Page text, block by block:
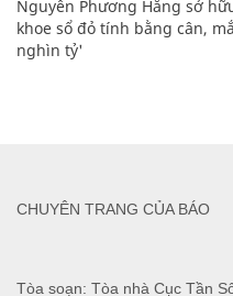
Nguyễn Phương Hằng sở
khoe sổ đỏ tính bằng cân,
nghìn tỷ'
Tòa soạn: Tòa nhà Cục Tần
CHUYÊN TRANG CỦA BÁO